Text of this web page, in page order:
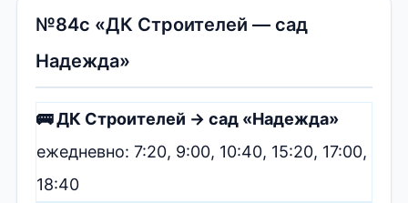
№84с «ДК Строителей — сад
Надежда»
🚌 ДК Строителей → сад «Надежда»
ежедневно: 7:20, 9:00, 10:40, 15:20, 17:00,
18:40